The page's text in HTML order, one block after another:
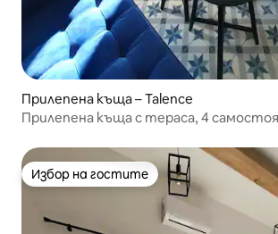
Прилепена къща – Talence
Прилепена къща с тераса, 4
Избор на гостите
Избор на гостите